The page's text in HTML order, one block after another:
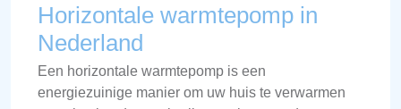
Horizontale warmtepomp in
Nederland
Een horizontale warmtepomp is een
energiezuinige manier om uw huis te verwarmen